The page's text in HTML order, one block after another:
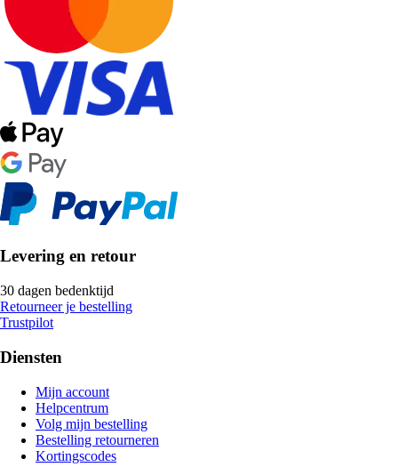
Levering en retour
30 dagen bedenktijd
Retourneer je bestelling
Trustpilot
Diensten
Mijn account
Helpcentrum
Volg mijn bestelling
Bestelling retourneren
Kortingscodes